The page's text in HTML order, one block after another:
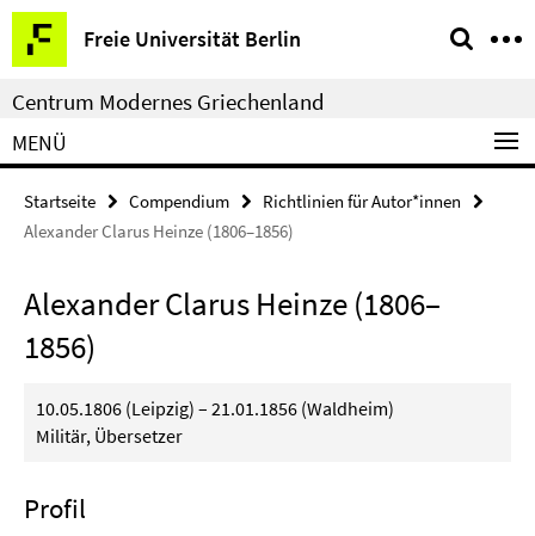
Springe
direkt
zu
Inhalt
Freie Universität Berlin
Service-
Navigation
Centrum Modernes Griechenland
MENÜ
Startseite Compendium
Richtlinien für Autor*innen
Alexander Clarus Heinze (1806–1856)
Alexander Clarus Heinze (1806–
1856)
10.05.1806 (Leipzig) – 21.01.1856 (Waldheim)
Militär, Übersetzer
Profil